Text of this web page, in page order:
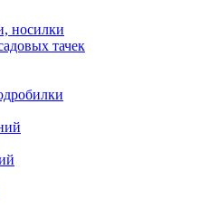
носилки
тачек